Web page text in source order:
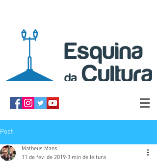
Post
Matheus Mans
11 de fev. de 2019 3 min de leitura